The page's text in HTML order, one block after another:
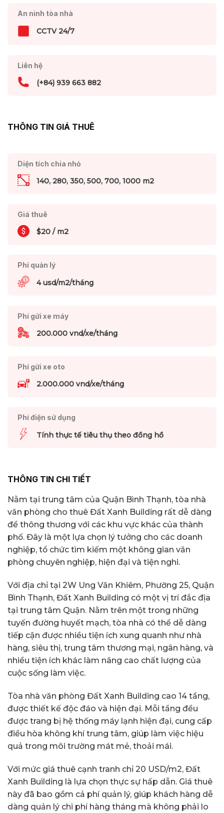
An ninh tòa nhà
CCTV 24/7
Liên hệ
(+84) 939 663 882
THÔNG TIN GIÁ THUÊ
Diện tích chia nhỏ
140, 280, 350, 500, 700, 1000 m2
Giá thuê
$20 / m2
Phí quản lý
4 usd/m2/tháng
Phí gửi xe máy
200.000 vnd/xe/tháng
Phí gửi xe oto
2.000.000 vnd/xe/tháng
Phí điện sử dụng
Tính thực tế tiêu thụ theo đồng hồ
THÔNG TIN CHI TIẾT
Nằm tại trung tâm của Quận Bình Thạnh, tòa nhà
văn phòng cho thuê Đất Xanh Building rất dễ dàng
để thông thương với các khu vực khác của thành
phố. Đây là một lựa chọn lý tưởng cho các doanh
nghiệp, tổ chức tìm kiếm một không gian văn
phòng chuyên nghiệp, hiện đại và tiện nghi.
Với địa chỉ tại 2W Ung Văn Khiêm, Phường 25, Quận
Bình Thạnh, Đất Xanh Building có một vị trí đắc địa
tại trung tâm Quận. Nằm trên một trong những
tuyến đường huyết mạch, tòa nhà có thể dễ dàng
tiếp cận được nhiều tiện ích xung quanh như nhà
hàng, siêu thị, trung tâm thương mại, ngân hàng, và
nhiều tiện ích khác làm nâng cao chất lượng của
cuộc sống làm việc.
Tòa nhà văn phòng Đất Xanh Building cao 14 tầng,
được thiết kế độc đáo và hiện đại. Mỗi tầng đều
được trang bị hệ thống máy lạnh hiện đại, cung cấp
điều hòa không khí trung tâm, giúp làm việc hiệu
quả trong môi trường mát mẻ, thoải mái.
Với mức giá thuê cạnh tranh chỉ 20 USD/m2, Đất
Xanh Building là lựa chọn thực sự hấp dẫn. Giá thuê
này đã bao gồm cả phí quản lý, giúp khách hàng dễ
dàng quản lý chi phí hàng tháng mà không phải lo